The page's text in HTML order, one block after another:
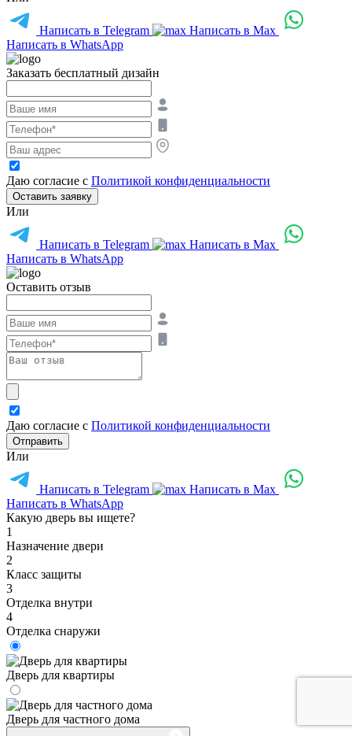
Написать в Telegram
Написать в Max
Написать в WhatsApp
Заказать бесплатный дизайн
Даю согласие с Политикой конфиденциальности
Оставить заявку
Или
Написать в Telegram
Написать в Max
Написать в WhatsApp
Оставить отзыв
Даю согласие с Политикой конфиденциальности
Отправить
Или
Написать в Telegram
Написать в Max
Написать в WhatsApp
Какую дверь вы ищете?
1
Назначение двери
2
Класс защиты
3
Отделка внутри
4
Отделка снаружи
Дверь для квартиры
Дверь для частного дома